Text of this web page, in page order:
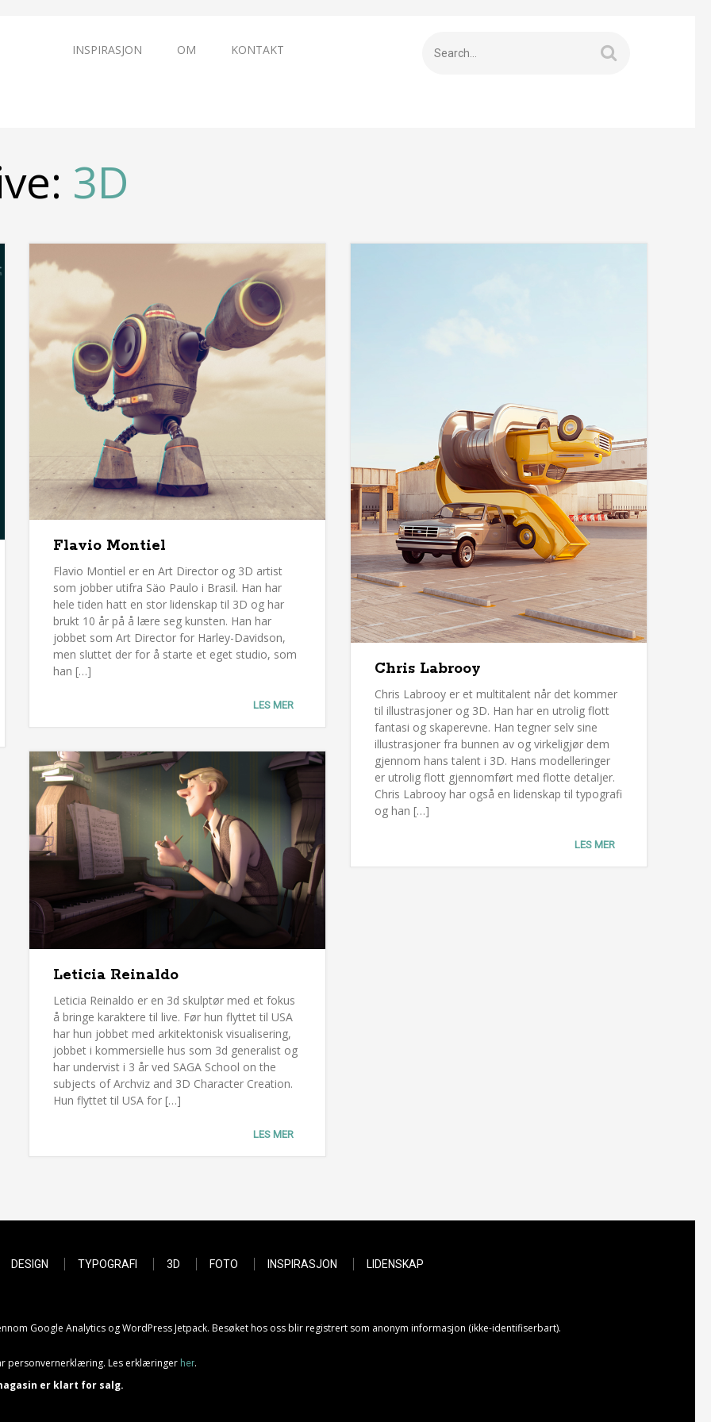
INSPIRASJON OM KONTAKT
3D
Flavio Montiel
Flavio Montiel er en Art Director og 3D artist
som jobber utifra Säo Paulo i Brasil. Han har
hele tiden hatt en stor lidenskap til 3D og har
brukt 10 år på å lære seg kunsten. Han har
jobbet som Art Director for Harley-Davidson,
men sluttet der for å starte et eget studio, som
han […]
LES MER
Chris Labrooy
Chris Labrooy er et multitalent når det kommer
til illustrasjoner og 3D. Han har en utrolig flott
fantasi og skaperevne. Han tegner selv sine
illustrasjoner fra bunnen av og virkeligjør dem
gjennom hans talent i 3D. Hans modelleringer
er utrolig flott gjennomført med flotte detaljer.
Chris Labrooy har også en lidenskap til typografi
og han […]
LES MER
Leticia Reinaldo
Leticia Reinaldo er en 3d skulptør med et fokus
å bringe karaktere til live. Før hun flyttet til USA
har hun jobbet med arkitektonisk visualisering,
jobbet i kommersielle hus som 3d generalist og
har undervist i 3 år ved SAGA School on the
subjects of Archviz and 3D Character Creation.
Hun flyttet til USA for […]
LES MER
DESIGN TYPOGRAFI 3D FOTO INSPIRASJON LIDENSKAP
Google Analytics og WordPress Jetpack. Besøket hos oss blir registrert som anonym informasjon (ikke-identifiserbart).
personvernerklæring. Les erklæringer her.
er klart for salg.